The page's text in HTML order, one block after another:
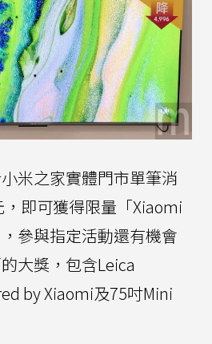
米之家實體門市單筆消
即可獲得限量「Xiaomi
參與指定活動還有機會
大獎，包含Leica
by Xiaomi及75吋Mini